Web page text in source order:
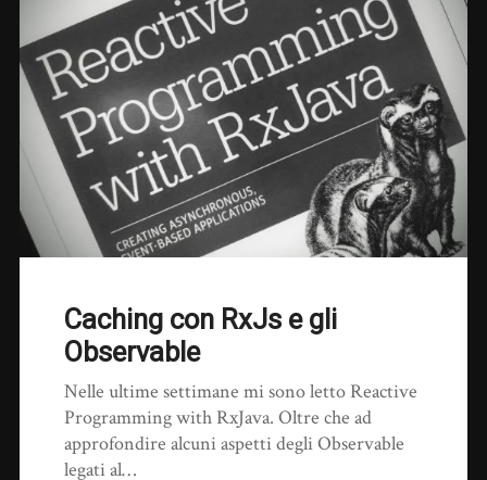
Caching con RxJs e gli
Observable
Nelle ultime settimane mi sono letto Reactive
Programming with RxJava. Oltre che ad
approfondire alcuni aspetti degli Observable
legati al…